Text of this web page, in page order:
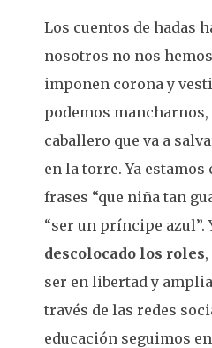
Los cuentos de hadas
nosotros no nos
imponen corona y
podemos
caballero que va a
en la torre. Ya estamos
frases “que niña tan
“ser un príncipe azul”.
descolocado los roles
ser en libertad y
través de las redes
educación seguimos